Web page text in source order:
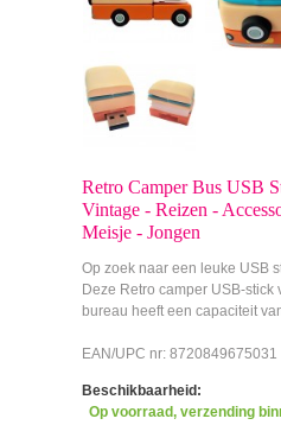
Retro Camper Bus USB
Vintage - Reizen -
Meisje - Jongen
Op zoek naar een leuke USB
Deze Retro camper USB-
bureau heeft een capaciteit
EAN/UPC nr: 8720849675031
Beschikbaarheid:
Op voorraad, verzending